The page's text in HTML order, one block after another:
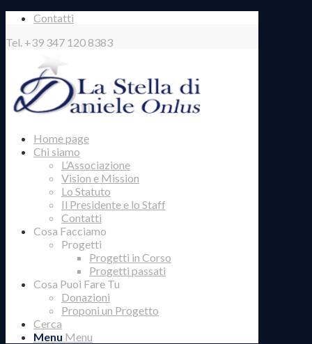
Contatti
Tel. +39 347 120 8383
Home page
Chi siamo
L’Associazione
Vision e Mission
Lo Statuto
Il Presidente e lo Staff
Contatti
Cosa Facciamo
Progetti
Progetti in Corso
Progetti passati
Cosa Puoi Fare Tu
Donazioni
Proponi un Progetto
Cerca
Menu Menu